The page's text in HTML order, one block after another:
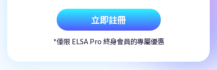
立即註冊
*僅限 ELSA Pro 終身會員的專屬優惠